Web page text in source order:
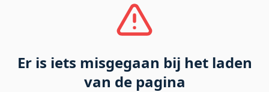
Er is iets misgegaan bij het laden
van de pagina